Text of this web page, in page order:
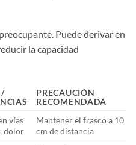
Puede derivar en
la capacidad
/
PRECAUCIÓN
RECOMENDADA
vías
dolor
Mantener el frasco a 10
cm de distancia